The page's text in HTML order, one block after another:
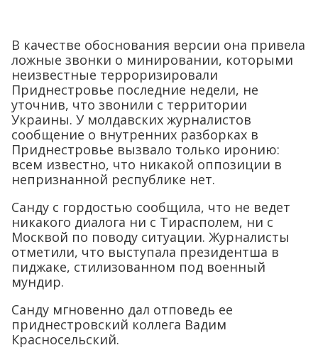
В качестве обоснования версии она привела
ложные звонки о минировании, которыми
неизвестные терроризировали
Приднестровье последние недели, не
уточнив, что звонили с территории
Украины. У молдавских журналистов
сообщение о внутренних разборках в
Приднестровье вызвало только иронию:
всем известно, что никакой оппозиции в
непризнанной республике нет.
Санду с гордостью сообщила, что не ведет
никакого диалога ни с Тирасполем, ни с
Москвой по поводу ситуации. Журналисты
отметили, что выступала президентша в
пиджаке, стилизованном под военный
мундир.
Санду мгновенно дал отповедь ее
приднестровский коллега Вадим
Красносельский.